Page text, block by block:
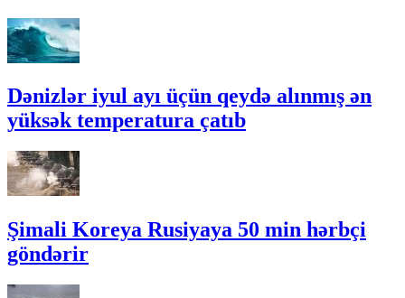
Dənizlər iyul ayı üçün qeydə alınmış ən
yüksək temperatura çatıb
Şimali Koreya Rusiyaya 50 min hərbçi
göndərir